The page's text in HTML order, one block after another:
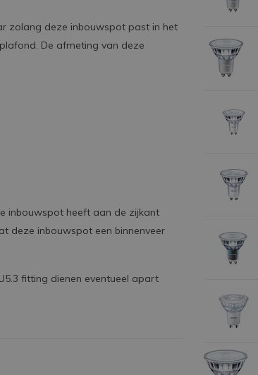
zolang deze inbouwspot past in het
De afmeting van deze
inbouwspot heeft aan de zijkant
deze inbouwspot een binnenveer
fitting dienen eventueel apart